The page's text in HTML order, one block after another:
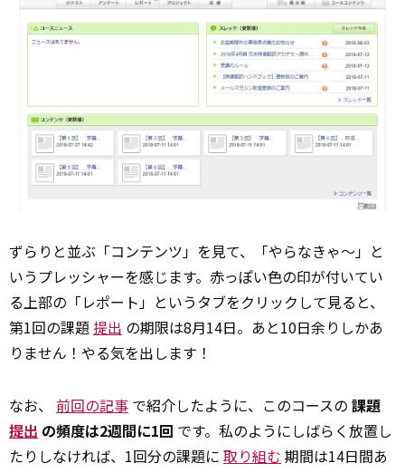
ずらりと並ぶ「コンテンツ」を見て、「やらなきゃ～」と
いうプレッシャーを感じます。赤っぽい色の印が付いてい
る上部の「レポート」というタブをクリックして見ると、
第1回の課題提出 の期限は8月14日。あと10日余りしかあ
りません！やる気を出します！
なお、 前回の記事 で紹介したように、このコースの 課題
提出 の頻度は2週間に1回 です。私のようにしばらく放置し
たりしなければ、1回分の課題に 取り組む 期間は14日間あ